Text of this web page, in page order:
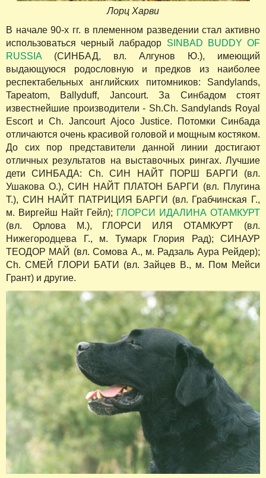
Лорц Харви
В начале 90-х гг. в племенном разведении стал активно
использоваться черный лабрадор SINBAD BUDDY OF
RUSSIA(СИНБАД, вл. Алгунов Ю.), имеющий
выдающуюся родословную и предков из наиболее
респектабельных английских питомников: Sandylands,
Tapeatom, Ballyduff, Jancourt. За Синбадом стоят
известнейшие производители - Sh.Ch. Sandylands Royal
Escort и Ch. Jancourt Ajoco Justice. Потомки Синбада
отличаются очень красивой головой и мощным костяком.
До сих пор представители данной линии достигают
отличных результатов на выставочных рингах. Лучшие
дети СИНБАДА: Ch. СИН НАЙТ ПОРШ БАРГИ (вл.
Ушакова О.), СИН НАЙТ ПЛАТОН БАРГИ (вл. Плугина
Т.), СИН НАЙТ ПАТРИЦИЯ БАРГИ (вл. Грабчинская Г.,
м. Виргейш Найт Гейл); ГЛОРСИ ИДАЛИНА ОТАМКУРТ
(вл. Орлова М.), ГЛОРСИ ИЛЯ ОТАМКУРТ (вл.
Нижегородцева Г., м. Тумарк Глория Рад); СИНАУР
ТЕОДОР МАЙ (вл. Сомова А., м. Радзаль Аура Рейдер);
Ch. СМЕЙ ГЛОРИ БАТИ (вл. Зайцев В., м. Пом Мейси
Грант) и другие.